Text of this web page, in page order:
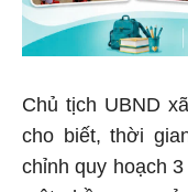
Chủ tịch UBND
cho biết, thời
chỉnh quy hoạch